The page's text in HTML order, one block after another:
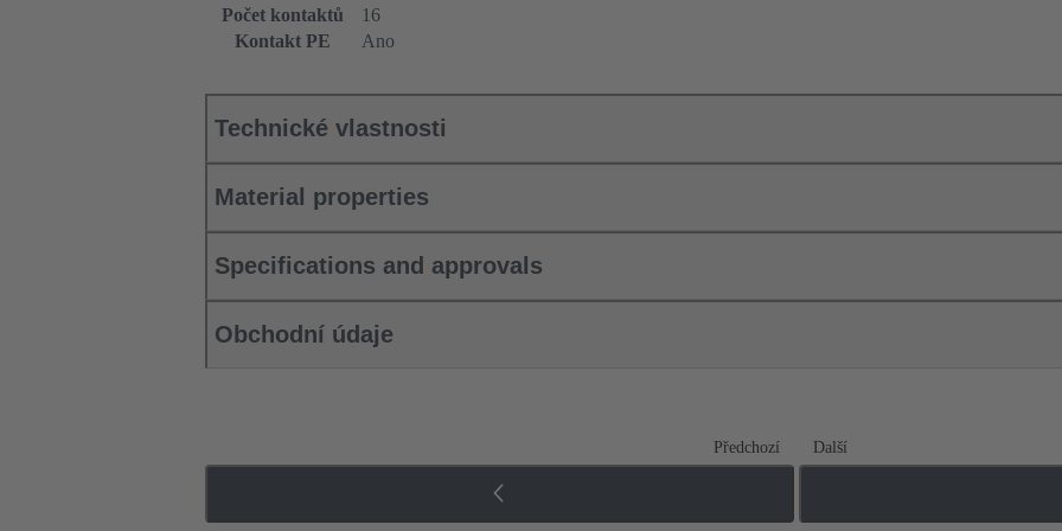
Počet kontaktů
16
Kontakt PE
Ano
Technické vlastnosti
Material properties
Specifications and approvals
Obchodní údaje
Předchozí Další